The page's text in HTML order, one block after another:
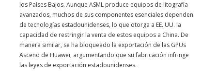
los Países Bajos. Aunque ASML produce equipos de litografía
avanzados, muchos de sus componentes esenciales dependen
de tecnologías estadounidenses, lo que otorga a EE. UU. la
capacidad de restringir la venta de estos equipos a China. De
manera similar, se ha bloqueado la exportación de las GPUs
Ascend de Huawei, argumentando que su fabricación infringe
las leyes de exportación estadounidenses.